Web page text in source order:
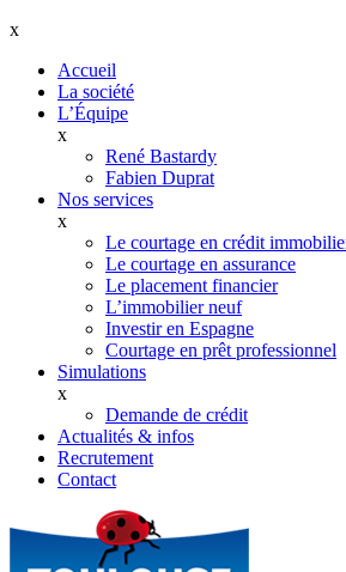
x
Accueil
La société
L’Équipe
x
René Bastardy
Fabien Duprat
Nos services
x
Le courtage en crédit
Le courtage en assurance
Le placement financier
L’immobilier neuf
Investir en Espagne
Courtage en prêt professionnel
Simulations
x
Demande de crédit
Actualités & infos
Recrutement
Contact